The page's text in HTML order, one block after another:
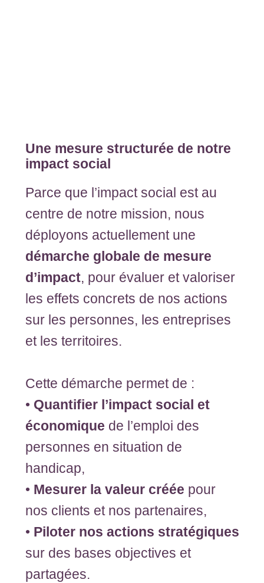
Une mesure structurée de notre
impact social
Parce que l’impact social est au
centre de notre mission, nous
déployons actuellement une
démarche globale de mesure
d’impact, pour évaluer et valoriser
les effets concrets de nos actions
sur les personnes, les entreprises
et les territoires.
Cette démarche permet de :
• Quantifier l’impact social et
économique de l’emploi des
personnes en situation de
handicap,
• Mesurer la valeur créée pour
nos clients et nos partenaires,
• Piloter nos actions stratégiques
sur des bases objectives et
partagées.